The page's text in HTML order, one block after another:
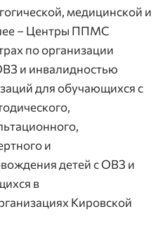
медицинской и
– Центры ППМС
по организации
и инвалидностью
для обучающихся с
и
детей с ОВЗ и
в
Кировской